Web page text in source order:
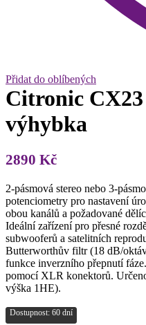
Přidat do oblíbených
Citronic
výhybka
2890 Kč
2-pásmová stereo nebo 3-
potenciometry pro nastavení
obou kanálů a požadované
Ideální zařízení pro přesné
subwooferů a satelitních
Butterworthův filtr (18 dB/
funkce inverzního přepnutí
pomocí XLR konektorů.
výška 1HE).
Dostupnost: 60 dní